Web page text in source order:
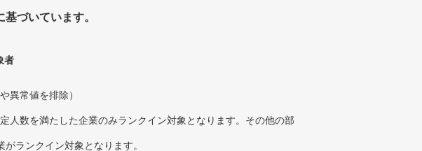
づいています。
者
異常値を排除）
数を満たした企業のみランクイン対象となります。その他の部
ランクイン対象となります。